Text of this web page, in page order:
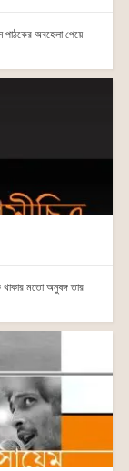
পাঠকের অবহেলা পেয়ে
মতো অনুষঙ্গ তার